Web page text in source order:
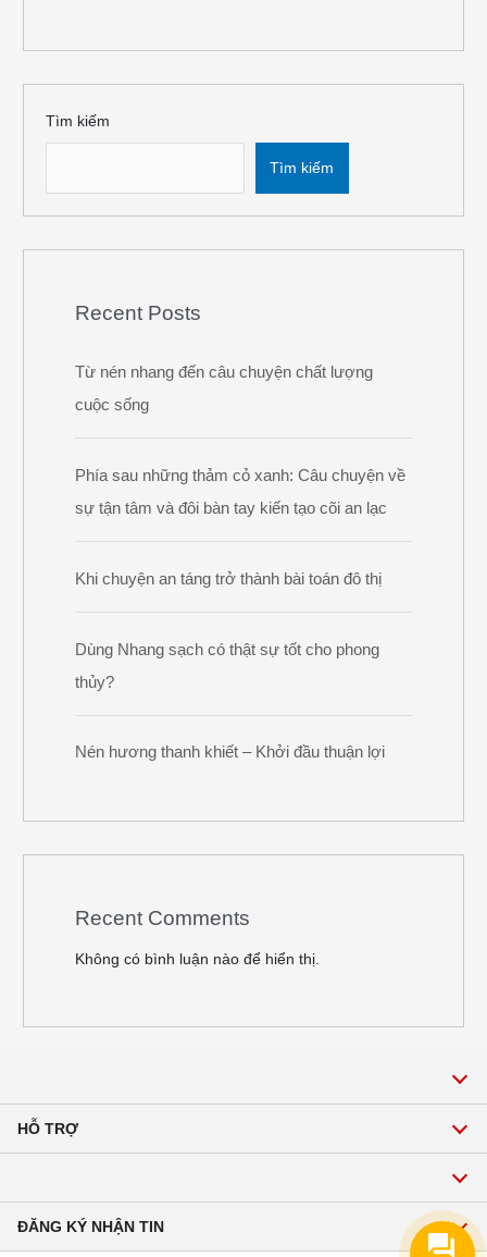
Tìm kiếm
Tìm kiếm
Recent Posts
Từ nén nhang đến câu chuyện chất lượng
cuộc sống
Phía sau những thảm cỏ xanh: Câu chuyện về
sự tận tâm và đôi bàn tay kiến tạo cõi an lạc
Khi chuyện an táng trở thành bài toán đô thị
Dùng Nhang sạch có thật sự tốt cho phong
thủy?
Nén hương thanh khiết – Khởi đầu thuận lợi
Recent Comments
Không có bình luận nào để hiển thị.
HỖ TRỢ
Hotline:1900 2271
ĐĂNG KÝ NHẬN TIN